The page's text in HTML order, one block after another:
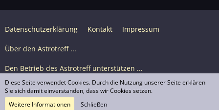
Datenschutzerklärung Kontakt Impressum
Über den Astrotreff ...
Den Betrieb des Astrotreff unterstützen ...
Nutzungsbedingungen
Diese Seite verwendet Cookies. Durch die Nutzung unserer Seite erklären
Sie sich damit einverstanden, dass wir Cookies setzen.
Weitere Informationen
Schließen